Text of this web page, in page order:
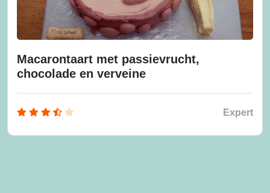
Macarontaart met passievrucht,
chocolade en verveine
Expert